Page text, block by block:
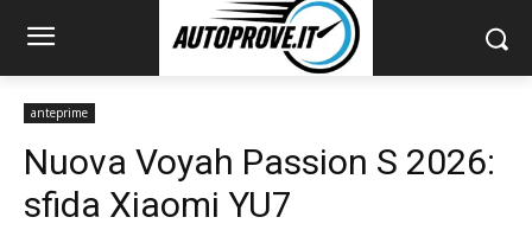
anteprime
Nuova Voyah Passion S 2026:
sfida Xiaomi YU7